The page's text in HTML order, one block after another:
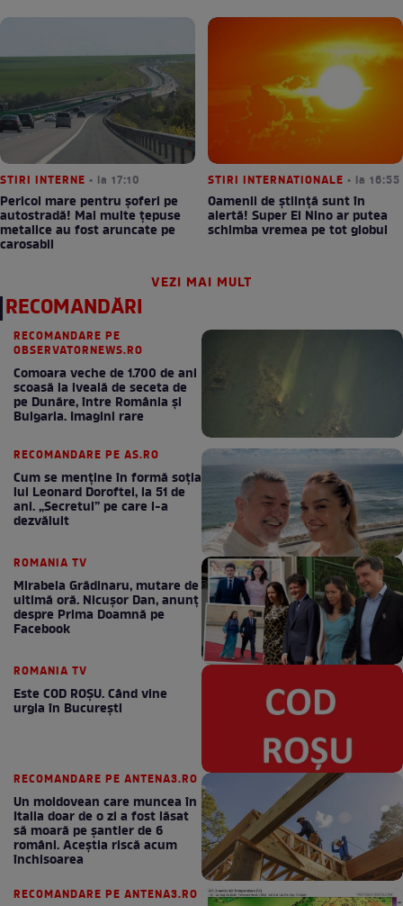
STIRI INTERNE • la 17:10
Pericol mare pentru șoferi pe
autostradă! Mai multe țepuse
metalice au fost aruncate pe
carosabil
STIRI INTERNATIONALE • la 16:55
Oamenii de știință sunt în
alertă! Super El Nino ar putea
schimba vremea pe tot globul
VEZI MAI MULT
RECOMANDĂRI
RECOMANDARE PE
OBSERVATORNEWS.RO
Comoara veche de 1.700 de ani
scoasă la iveală de seceta de
pe Dunăre, între România şi
Bulgaria. Imagini rare
RECOMANDARE PE AS.RO
Cum se menţine în formă soţia
lui Leonard Doroftei, la 51 de
ani. „Secretul” pe care l-a
dezvăluit
ROMANIA TV
Mirabela Grădinaru, mutare de
ultimă oră. Nicuşor Dan, anunţ
despre Prima Doamnă pe
Facebook
ROMANIA TV
Este COD ROŞU. Când vine
urgia în Bucureşti
RECOMANDARE PE ANTENA3.RO
Un moldovean care muncea în
Italia doar de o zi a fost lăsat
să moară pe şantier de 6
români. Aceștia riscă acum
închisoarea
RECOMANDARE PE ANTENA3.RO